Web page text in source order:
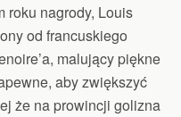
roku nagrody, Louis
od francuskiego
malujący piękne
aby zwiększyć
że na prowincji golizna